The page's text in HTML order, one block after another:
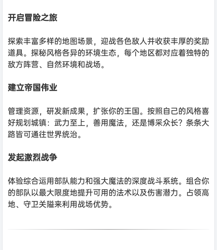
开启冒险之旅
探索丰富多样的地图场景，迎战各色敌人并收获丰厚的奖励
道具。探秘风格各异的环境生态，每个地区都对应着独特的
敌方阵营、自然环境和战场。
建立帝国伟业
管理资源，研发新成果，扩张你的王国。按照自己的风格喜
好规划城镇：武力至上，善用魔法，还是博采众长？条条大
路皆可通往世界统治。
发起激烈战争
体验综合运用部队能力和强大魔法的深度战斗系统。组合你
的部队以最大限度地提升可用的法术以及伤害潜力。占领高
地、守卫关隘来利用战场优势。